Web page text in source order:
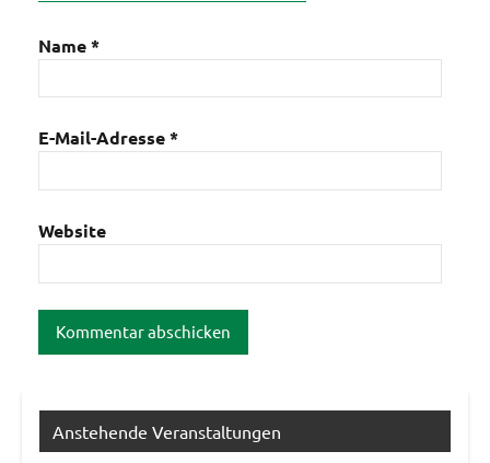
Name*
E-Mail-Adresse*
Website
Anstehende Veranstaltungen